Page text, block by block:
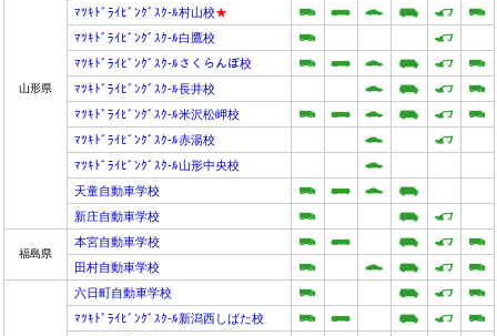
山形県
ﾏﾂｷﾄﾞﾗｲﾋﾞﾝｸﾞｽｸ-ﾙ村山校★
ﾏﾂｷﾄﾞﾗｲﾋﾞﾝｸﾞｽｸ-ﾙ白鷹校
ﾏﾂｷﾄﾞﾗｲﾋﾞﾝｸﾞｽｸ-ﾙさくらんぼ校
ﾏﾂｷﾄﾞﾗｲﾋﾞﾝｸﾞｽｸ-ﾙ長井校
ﾏﾂｷﾄﾞﾗｲﾋﾞﾝｸﾞｽｸ-ﾙ米沢松岬校
ﾏﾂｷﾄﾞﾗｲﾋﾞﾝｸﾞｽｸ-ﾙ赤湯校
ﾏﾂｷﾄﾞﾗｲﾋﾞﾝｸﾞｽｸ-ﾙ山形中央校
天童自動車学校
新庄自動車学校
福島県
本宮自動車学校
田村自動車学校
六日町自動車学校
ﾏﾂｷﾄﾞﾗｲﾋﾞﾝｸﾞｽｸ-ﾙ新潟西しばた校